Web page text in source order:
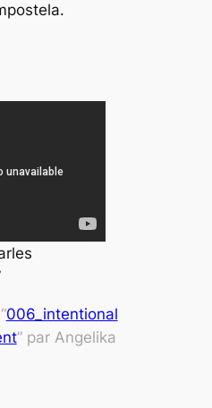
006_intentional
” par Angelika